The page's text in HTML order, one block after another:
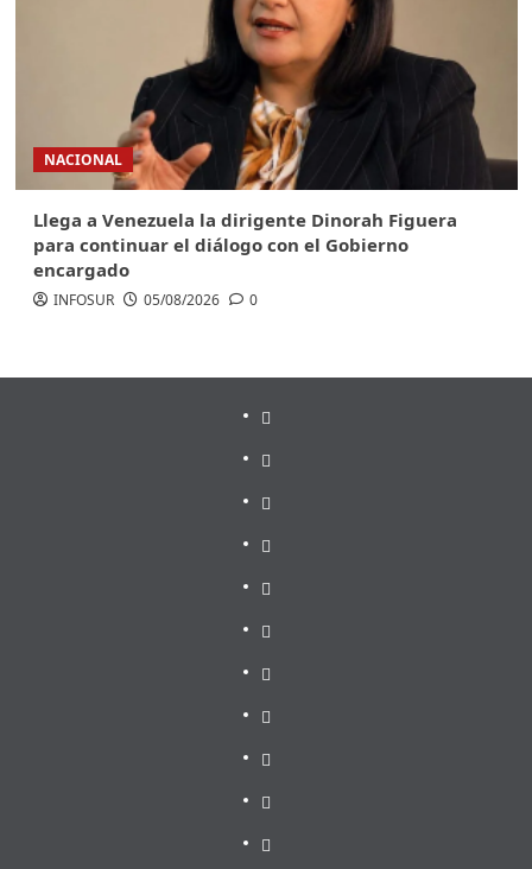
NACIONAL
Llega a Venezuela la dirigente Dinorah Figuera
para continuar el diálogo con el Gobierno
encargado
INFOSUR 05/08/2026 0